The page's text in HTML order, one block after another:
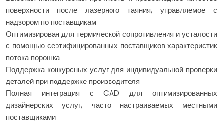
поверхности после лазерного таяния, управляемое с
надзором по поставщикам
Оптимизирован для термической сопротивления и усталости
с помощью сертифицированных поставщиков характеристик
потока порошка
Поддержка конкурсных услуг для индивидуальной проверки
деталей при поддержке производителя
Полная интеграция с CAD для оптимизированных
дизайнерских услуг, часто настраиваемых местными
поставщиками